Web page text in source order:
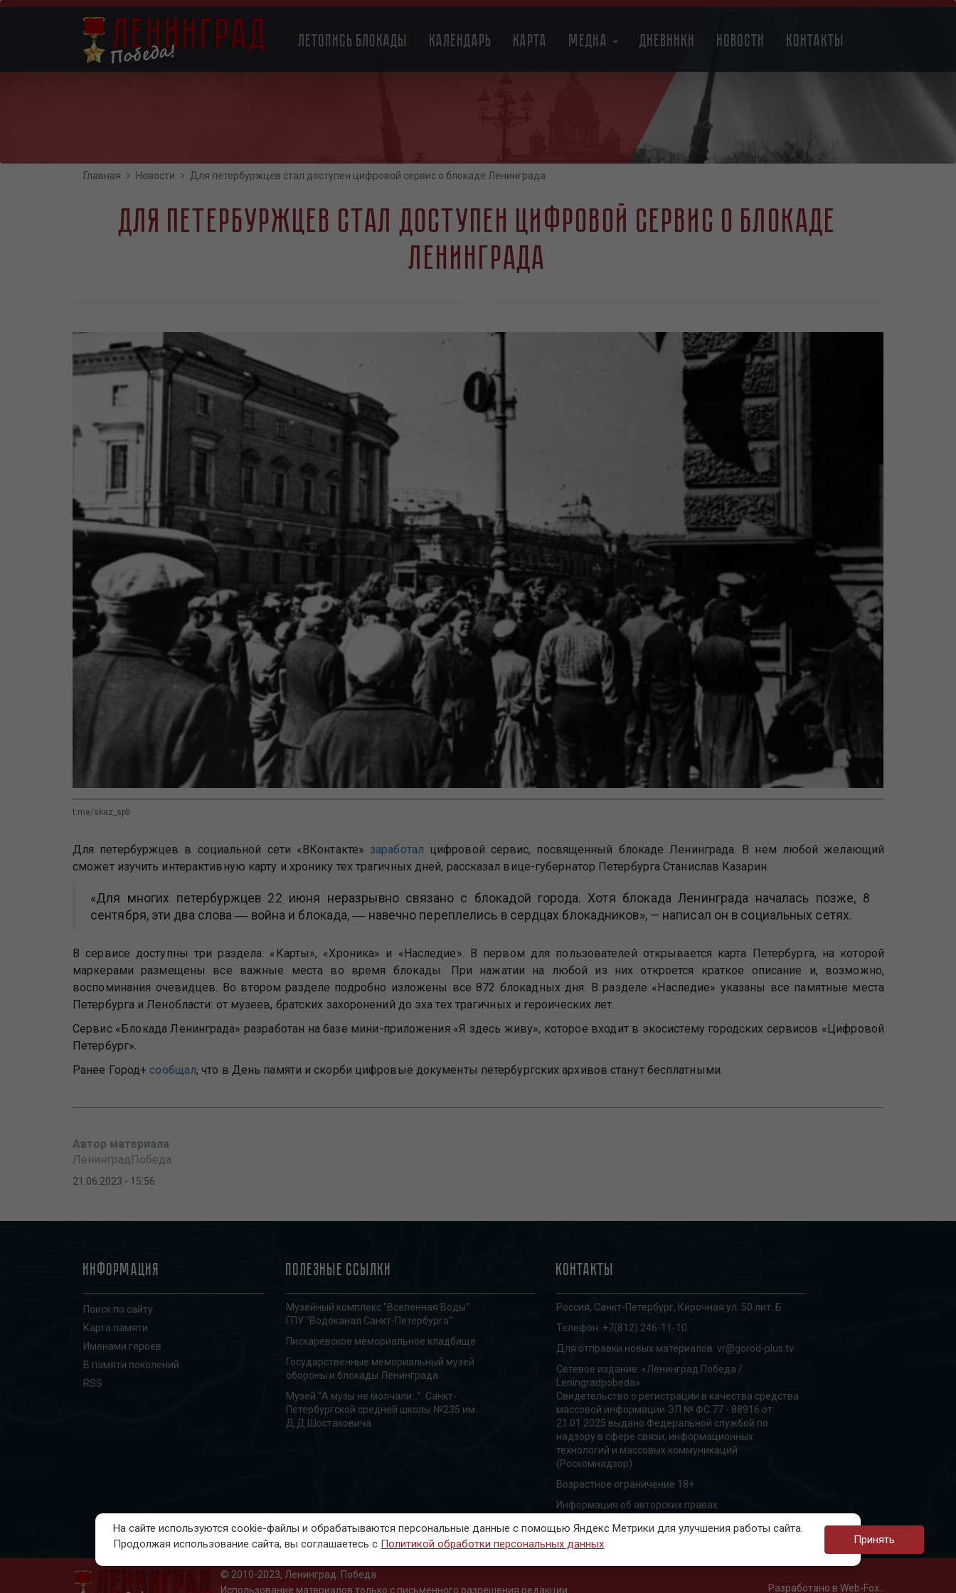
Перейти
Main
navigation
Летопись блокады Календарь Карта Медиа Дневники Новости Контакты
Главная Новости Для петербуржцев стал доступен цифровой сервис о блокаде Ленинграда
Для петербуржцев стал доступен цифровой сервис о блокаде
Ленинграда
t.me/skaz_spb
Для петербуржцев в социальной сети «ВКонтакте» заработал цифровой сервис, посвященный блокаде Ленинграда. В нем любой желающий
сможет изучить интерактивную карту и хронику тех трагичных дней, рассказал вице-губернатор Петербурга Станислав Казарин.
«Для многих петербуржцев 22 июня неразрывно связано с блокадой города. Хотя блокада Ленинграда началась позже, 8
сентября, эти два слова ― война и блокада, ― навечно переплелись в сердцах блокадников», — написал он в социальных сетях.
В сервисе доступны три раздела: «Карты», «Хроника» и «Наследие». В первом для пользователей открывается карта Петербурга, на которой
маркерами размещены все важные места во время блокады. При нажатии на любой из них откроется краткое описание и, возможно,
воспоминания очевидцев. Во втором разделе подробно изложены все 872 блокадных дня. В разделе «Наследие» указаны все памятные места
Петербурга и Ленобласти: от музеев, братских захоронений до эха тех трагичных и героических лет.
Сервис «Блокада Ленинграда» разработан на базе мини-приложения «Я здесь живу», которое входит в экосистему городских сервисов «Цифровой
Петербург».
Ранее Город+сообщал, что в День памяти и скорби цифровые документы петербургских архивов станут бесплатными.
Автор материала
ЛенинградПобеда
21.06.2023 - 15:56
Информация
Поиск по сайту
Карта памяти
Именами героев
В памяти поколений
RSS
Полезные ссылки
Музейный комплекс "Вселенная Воды"
ГПУ "Водоканал Санкт-Петербурга"
Пискаревское мемориальное кладбище
Государственные мемориальный музей
обороны и блокады Ленинграда
Музей "А музы не молчали...". Санкт-
Петербургской средней школы №235 им.
Д.Д.Шостаковича
Контакты
Россия, Санкт-Петербург, Кирочная ул. 50 лит. Б
Телефон: +7(812) 246-11-10
Для отправки новых материалов: vr@gorod-plus.tv
Сетевое издание: «Ленинград.Победа /
Leningradpobeda»
Свидетельство о регистрации в качества средства
массовой информации ЭЛ № ФС 77 - 88916 от
21.01.2025 выдано Федеральной службой по
надзору в сфере связи, информационных
технологий и массовых коммуникаций
(Роскомнадзор)
Возрастное ограничение 18+.
Информация об авторских правах
© 2010-2023, Ленинград. Победа
Использование материалов только с письменного разрешения редакции
Разработано в Web-Fox..
На сайте используются cookie-файлы и обрабатываются персональные данные с помощью Яндекс Метрики для улучшения работы сайта.
Продолжая использование сайта, вы соглашаетесь с Политикой обработки персональных данных Принять